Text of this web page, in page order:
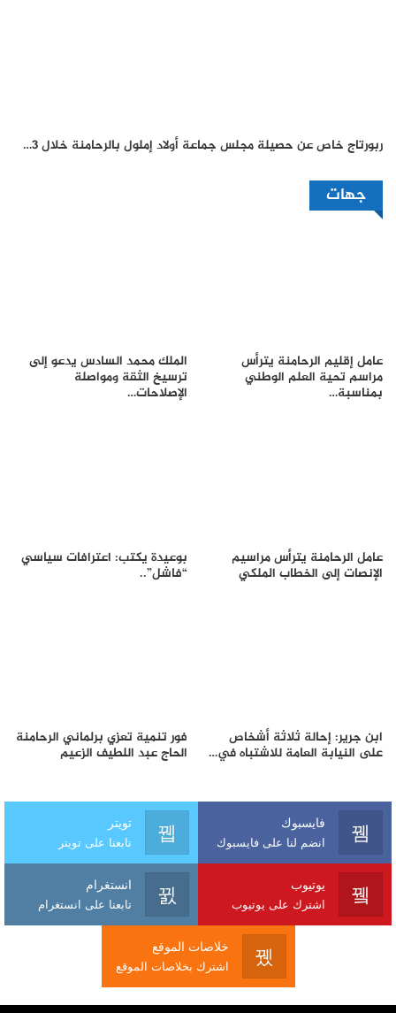
ربورتاج خاص عن حصيلة مجلس جماعة أولاد إملول بالرحامنة خلال 3…
جهات
عامل إقليم الرحامنة يترأس
مراسم تحية العلم الوطني
بمناسبة…
الملك محمد السادس يدعو إلى
ترسيخ الثقة ومواصلة
الإصلاحات…
عامل الرحامنة يترأس مراسيم
الإنصات إلى الخطاب الملكي
بوعيدة يكتب: اعترافات سياسي
“فاشل”..
ابن جرير: إحالة ثلاثة أشخاص
على النيابة العامة للاشتباه في…
فور تنمية تعزي برلماني الرحامنة
الحاج عبد اللطيف الزعيم
فايسبوك
انضم لنا على فايسبوك
تويتر
تابعنا على تويتر
يوتيوب
اشترك على يوتيوب
انستغرام
تابعنا على انستغرام
خلاصات الموقع
اشترك بخلاصات الموقع